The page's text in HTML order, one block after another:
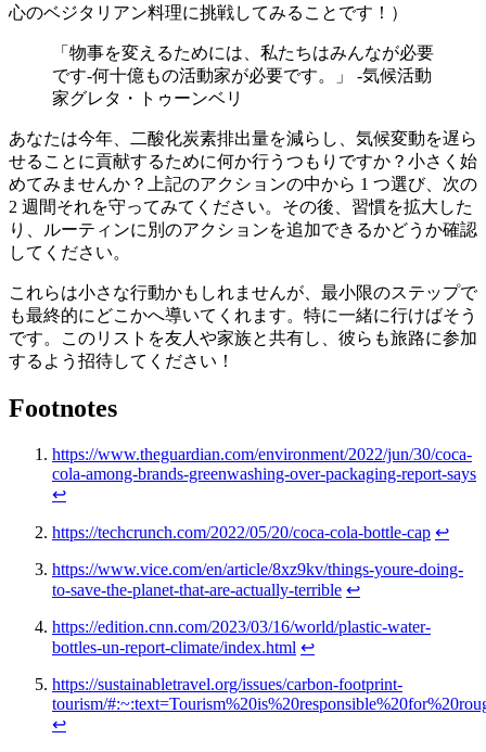
心のベジタリアン料理に挑戦してみることです！）
「物事を変えるためには、私たちはみんなが必要
です-何十億もの活動家が必要です。」 -気候活動
家グレタ・トゥーンベリ
あなたは今年、二酸化炭素排出量を減らし、気候変動を遅ら
せることに貢献するために何か行うつもりですか？小さく始
めてみませんか？上記のアクションの中から 1 つ選び、次の
2 週間それを守ってみてください。その後、習慣を拡大した
り、ルーティンに別のアクションを追加できるかどうか確認
してください。
これらは小さな行動かもしれませんが、最小限のステップで
も最終的にどこかへ導いてくれます。特に一緒に行けばそう
です。このリストを友人や家族と共有し、彼らも旅路に参加
するよう招待してください！
Footnotes
https://www.theguardian.com/environment/2022/jun/30/coca-
cola-among-brands-greenwashing-over-packaging-report-says
↩
https://techcrunch.com/2022/05/20/coca-cola-bottle-cap ↩
https://www.vice.com/en/article/8xz9kv/things-youre-doing-
to-save-the-planet-that-are-actually-terrible ↩
https://edition.cnn.com/2023/03/16/world/plastic-water-
bottles-un-report-climate/index.html ↩
https://sustainabletravel.org/issues/carbon-footprint-
tourism/
↩